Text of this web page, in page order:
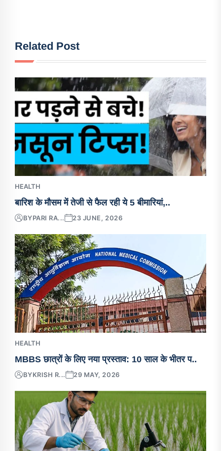
Related Post
HEALTH
बारिश के मौसम में तेजी से फैल रही ये 5 बीमारियां,..
BYPARI RA... 23 JUNE, 2026
HEALTH
MBBS छात्रों के लिए नया प्रस्ताव: 10 साल के भीतर प..
BYKRISH R... 29 MAY, 2026